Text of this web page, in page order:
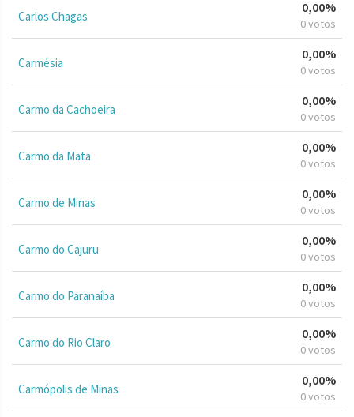
Carlos Chagas
0,00%
0 votos
Carmésia
0,00%
0 votos
Carmo da Cachoeira
0,00%
0 votos
Carmo da Mata
0,00%
0 votos
Carmo de Minas
0,00%
0 votos
Carmo do Cajuru
0,00%
0 votos
Carmo do Paranaíba
0,00%
0 votos
Carmo do Rio Claro
0,00%
0 votos
Carmópolis de Minas
0,00%
0 votos